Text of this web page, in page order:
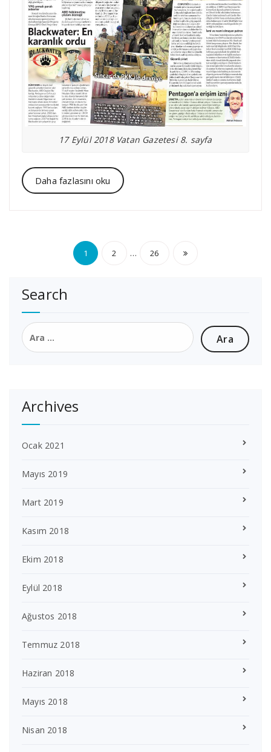
17 Eylül 2018 Vatan Gazetesi 8. sayfa
Daha fazlasını oku
Yazı
1 2 … 26
Search
Arama:
Archives
Ocak 2021
Mayıs 2019
Mart 2019
Kasım 2018
Ekim 2018
Eylül 2018
Ağustos 2018
Temmuz 2018
Haziran 2018
Mayıs 2018
Nisan 2018